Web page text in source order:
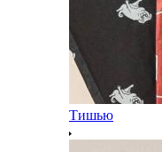
Тишью